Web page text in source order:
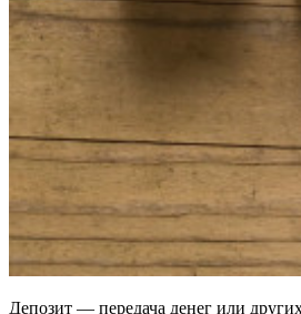
Депозит — передача денег или